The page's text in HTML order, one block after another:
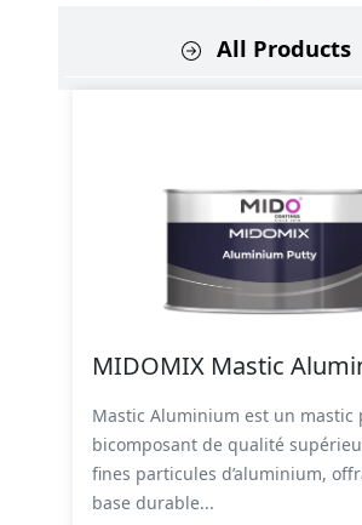
All Products
MIDOMIX Mastic
Mastic Aluminium est un mastic
bicomposant de qualité
fines particules d’aluminium,
base durable...